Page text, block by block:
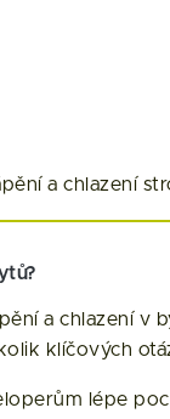
a chlazení
a chlazení
klíčových
lépe